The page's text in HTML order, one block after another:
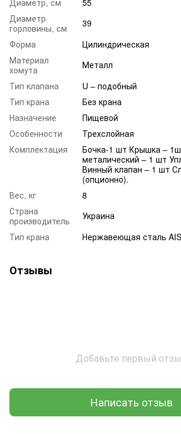
Диаметр
горловины, см
39
Форма
Цилиндрическая
Материал
хомута
Металл
Тип клапана
U – подобный
Тип крана
Без крана
Назначение
Пищевой
Особенности
Трехслойная
Комплектация
Бочка-1 шт Крышка –
металический – 1 шт
Винный клапан – 1 шт
(опционно).
Вес, кг
8
Страна
производитель
Украина
Тип крана
Нержавеющая сталь
Отзывы
Добавьте первый
Написать отзыв